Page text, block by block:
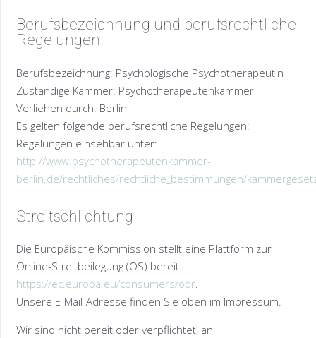
Berufsbezeichnung und berufsrechtliche
Regelungen
Berufsbezeichnung: Psychologische Psychotherapeutin
Zuständige Kammer: Psychotherapeutenkammer
Verliehen durch: Berlin
Es gelten folgende berufsrechtliche Regelungen:
Regelungen einsehbar unter:
http://www.psychotherapeutenkammer-
berlin.de/rechtliches/rechtliche_bestimmungen/
Streitschlichtung
Die Europäische Kommission stellt eine Plattform zur
Online-Streitbeilegung (OS) bereit:
https://ec.europa.eu/consumers/odr.
Unsere E-Mail-Adresse finden Sie oben im Impressum.
Wir sind nicht bereit oder verpflichtet, an